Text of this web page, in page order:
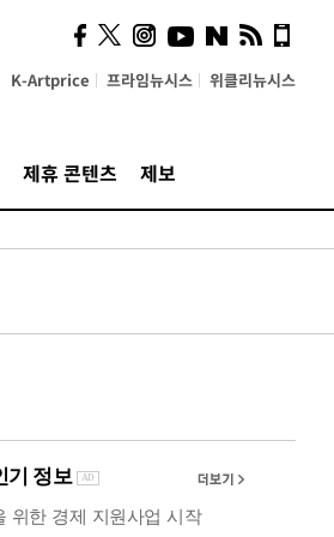
K-Artprice 프라임뉴시스 위클리뉴시스
제휴 콘텐츠 제보
시, 스마트폰 액세서리에
NFC 더했다